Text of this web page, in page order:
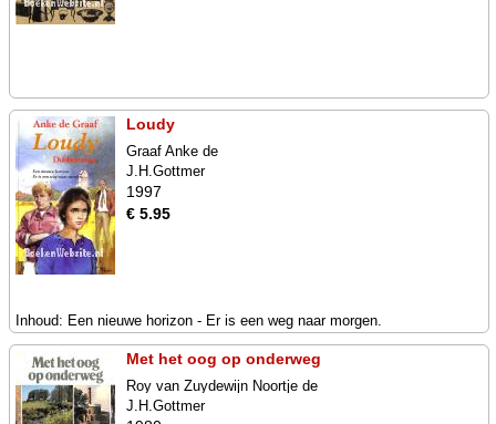
Loudy
Graaf Anke de
J.H.Gottmer
1997
€ 5.95
Inhoud: Een nieuwe horizon - Er is een weg naar morgen.
Met het oog op onderweg
Roy van Zuydewijn Noortje de
J.H.Gottmer